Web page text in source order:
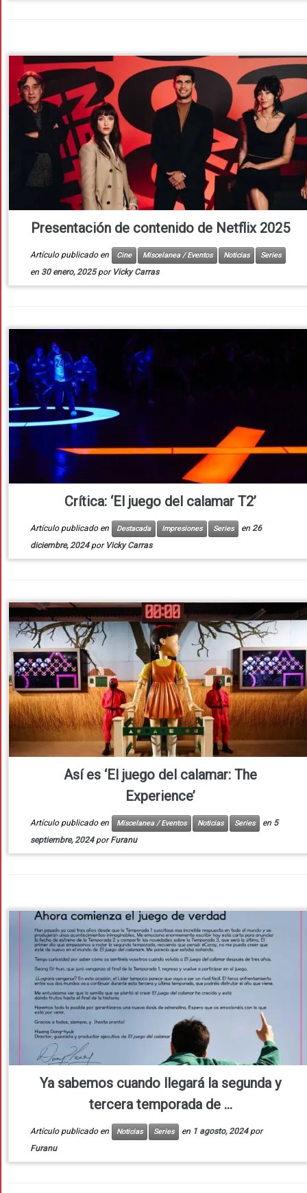
Presentación de contenido de Netflix 2025
Artículo publicado en Cine Miscelanea / Eventos Noticias Series
en 30 enero, 2025 por Vicky Carras
Crítica: ‘El juego del calamar T2’
Artículo publicado en Destacada Impresiones Series en 26
diciembre, 2024 por Vicky Carras
Así es ‘El juego del calamar: The
Experience’
Artículo publicado en Miscelanea / Eventos Noticias Series en 5
septiembre, 2024 porFuranu
Ya sabemos cuando llegará la segunda y
tercera temporada de ...
Artículo publicado en Noticias Series en 1 agosto, 2024 por
Furanu